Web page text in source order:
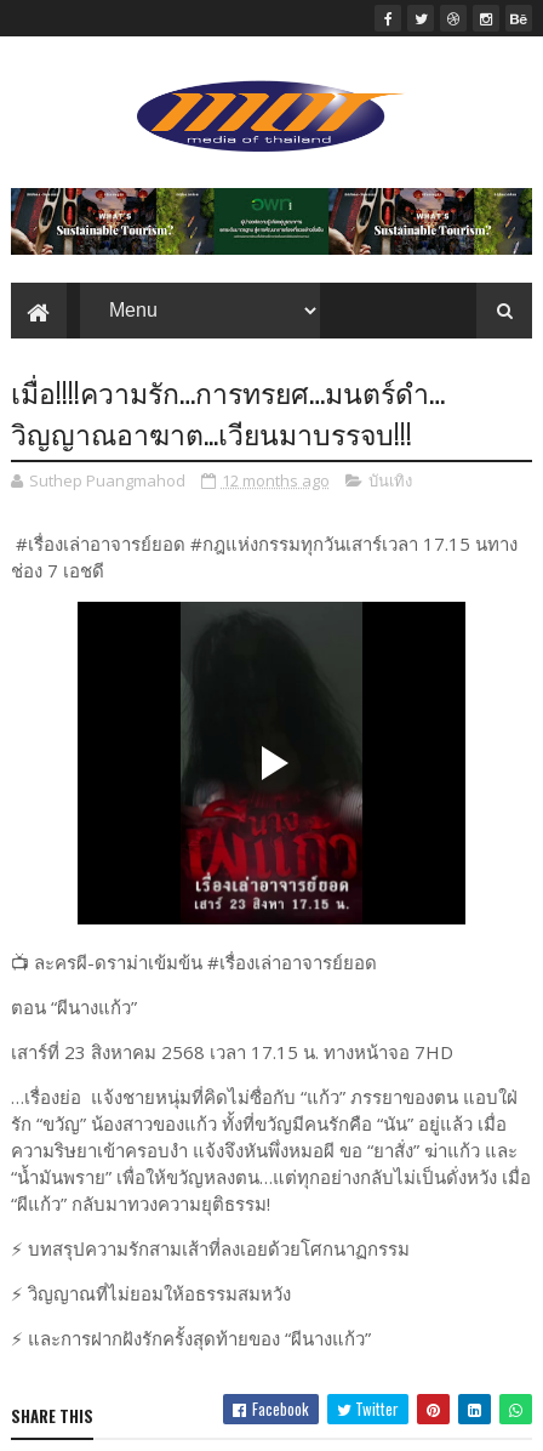
เมื่อ!!!!ความรัก…การทรยศ…มนตร์ดำ…
วิญญาณอาฆาต...เวียนมาบรรจบ!!!
Suthep Puangmahod 12 months ago บันเทิง
#เรื่องเล่าอาจารย์ยอด #กฎแห่งกรรมทุกวันเสาร์เวลา 17.15 นทาง
ช่อง 7 เอชดี
📺 ละครผี-ดราม่าเข้มข้น #เรื่องเล่าอาจารย์ยอด
ตอน “ผีนางแก้ว”
เสาร์ที่ 23 สิงหาคม 2568 เวลา 17.15 น. ทางหน้าจอ 7HD
…เรื่องย่อ แจ้งชายหนุ่มที่คิดไม่ซื่อกับ “แก้ว” ภรรยาของตน แอบใฝ่
รัก “ขวัญ” น้องสาวของแก้ว ทั้งที่ขวัญมีคนรักคือ “นัน” อยู่แล้ว เมื่อ
ความริษยาเข้าครอบงำ แจ้งจึงหันพึ่งหมอผี ขอ “ยาสั่ง” ฆ่าแก้ว และ
“น้ำมันพราย” เพื่อให้ขวัญหลงตน…แต่ทุกอย่างกลับไม่เป็นดั่งหวัง เมื่อ
“ผีแก้ว” กลับมาทวงความยุติธรรม!
⚡️ บทสรุปความรักสามเส้าที่ลงเอยด้วยโศกนาฏกรรม
⚡️ วิญญาณที่ไม่ยอมให้อธรรมสมหวัง
⚡️ และการฝากฝังรักครั้งสุดท้ายของ “ผีนางแก้ว”
SHARE THIS Facebook Twitter